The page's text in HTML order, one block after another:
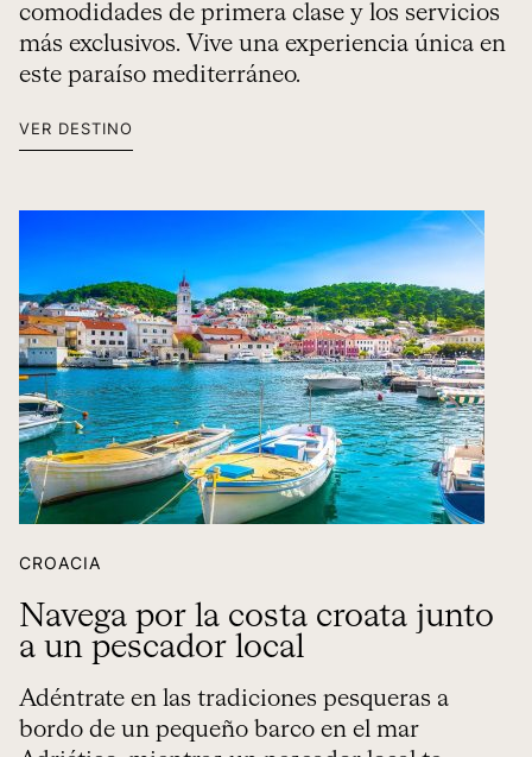
comodidades de primera clase y los servicios
más exclusivos. Vive una experiencia única en
este paraíso mediterráneo.
VER DESTINO
CROACIA
Navega por la costa croata junto
a un pescador local
Adéntrate en las tradiciones pesqueras a
bordo de un pequeño barco en el mar